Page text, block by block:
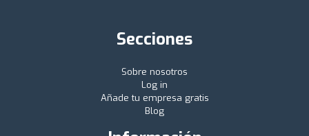
Secciones
Sobre nosotros
Log in
Añade tu empresa gratis
Blog